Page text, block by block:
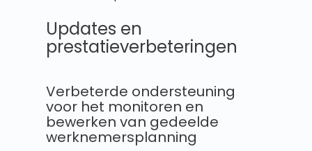
Updates en
prestatieverbeteringen
Verbeterde ondersteuning
voor het monitoren en
bewerken van gedeelde
werknemersplanning